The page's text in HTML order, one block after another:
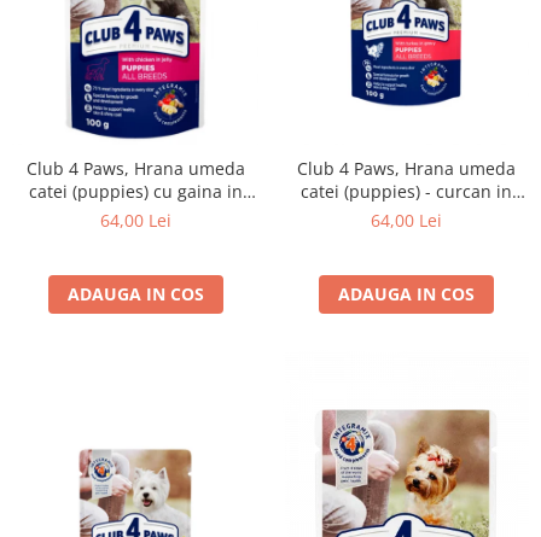
Club 4 Paws, Hrana umeda
catei (puppies) cu gaina in
jeleu, set 24x100g
64,00 Lei
ADAUGA IN COS
Club 4 Paws, Hrana umeda
catei (puppies) - curcan in
sos, set 24*100g
64,00 Lei
ADAUGA IN COS